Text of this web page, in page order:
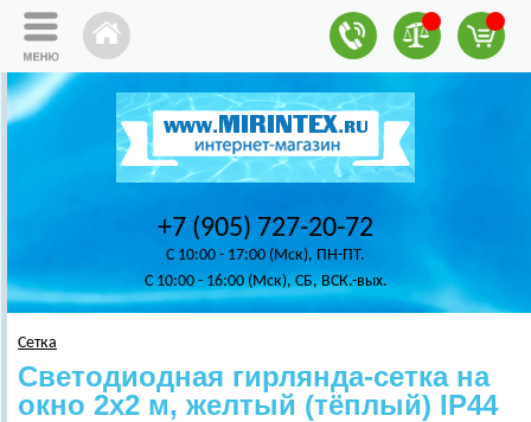
+7 (905) 727-20-72
C 10:00 - 17:00 (Мск), ПН-ПТ.
C 10:00 - 16:00 (Мск), СБ, ВСК.-вых.
Сетка
Светодиодная гирлянда‑сетка на
окно 2х2 м, желтый (тёплый) IP44